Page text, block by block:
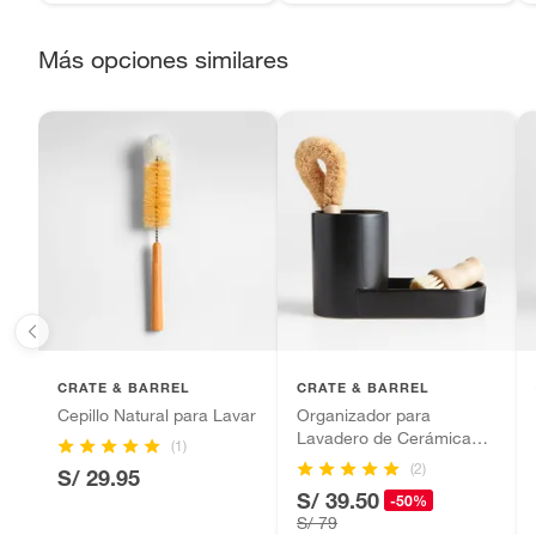
Alimentos, bebidas, fórmulas y leches para bebés.
Pinturas de color a pedido.
Plantas.
Productos que hayan sido previamente instalados.
Baterías de auto.
Motocicletas y bicicletas motorizadas.
Licores y cigarros electrónicos.
Más opciones similares
CRATE & BARREL
Cepillo Natural para Lavar
(1)
S/ 29.95
CRATE & BARREL
Organizador para
Lavadero de Cerámica
Chet
(2)
S/ 39.50 -50%
S/ 79